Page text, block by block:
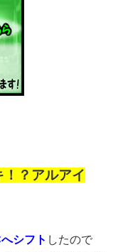
？アルアイ
シフト したので